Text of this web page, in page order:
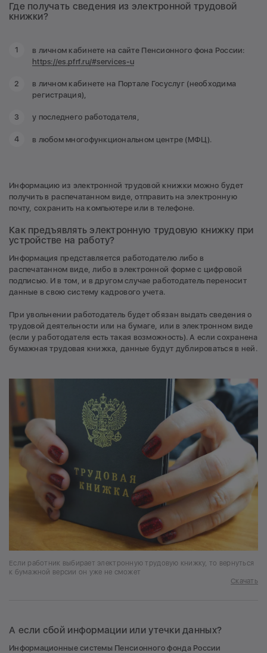
Где получать сведения из электронной трудовой
книжки?
в личном кабинете на сайте Пенсионного фона России:
https://es.pfrf.ru/#services-u
в личном кабинете на Портале Госуслуг (необходима
регистрация),
у последнего работодателя,
в любом многофункциональном центре (МФЦ).
Информацию из электронной трудовой книжки можно будет
получить в распечатанном виде, отправить на электронную
почту, сохранить на компьютере или в телефоне.
Как предъявлять электронную трудовую книжку при
устройстве на работу?
Информация представляется работодателю либо в
распечатанном виде, либо в электронной форме с цифровой
подписью. И в том, и в другом случае работодатель переносит
данные в свою систему кадрового учета.
При увольнении работодатель будет обязан выдать сведения о
трудовой деятельности или на бумаге, или в электронном виде
(если у работодателя есть такая возможность). А если сохранена
бумажная трудовая книжка, данные будут дублироваться в ней.
Если работник выбирает электронную трудовую книжку, то вернуться
к бумажной версии он уже не сможет
Скачать
А если сбой информации или утечки данных?
Информационные системы Пенсионного фонда России